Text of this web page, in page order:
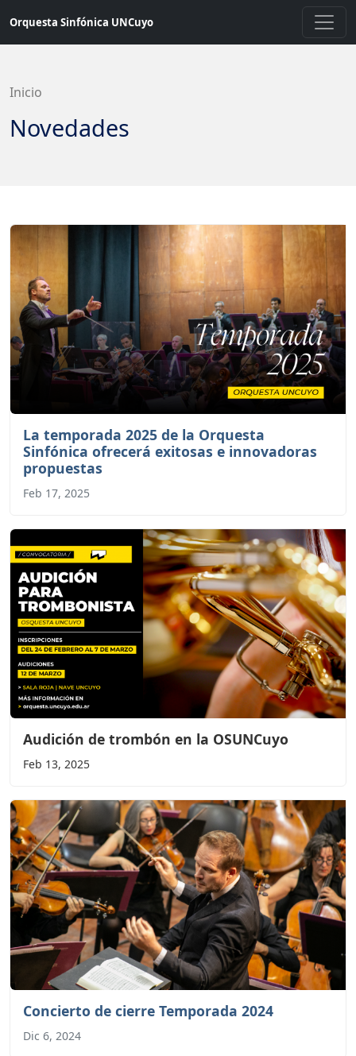
contenido
Orquesta Sinfónica UNCuyo
Inicio
Novedades
La temporada 2025 de la Orquesta
Sinfónica ofrecerá exitosas e innovadoras
propuestas
Feb 17, 2025
Audición de trombón en la OSUNCuyo
Feb 13, 2025
Concierto de cierre Temporada 2024
Dic 6, 2024